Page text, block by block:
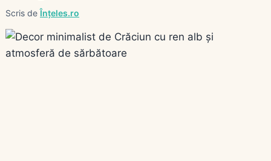
Scris de Înțeles.ro